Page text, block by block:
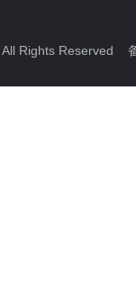
All Rights Reserved